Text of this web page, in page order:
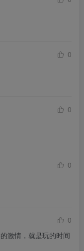
0
0
0
0
激情，就是玩的时间